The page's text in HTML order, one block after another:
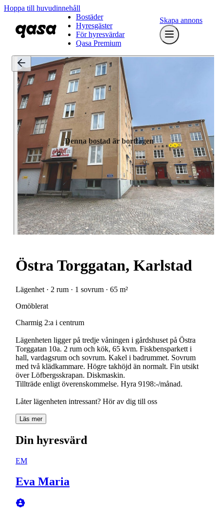
Hoppa till huvudinnehåll
Bostäder
Hyresgäster
För hyresvärdar
Qasa Premium
Skapa annons
Denna bostad är borttagen
Östra Torggatan, Karlstad
Lägenhet · 2 rum · 1 sovrum · 65 m²
Omöblerat
Charmig 2:a i centrum
Lägenheten ligger på tredje våningen i gårdshuset på Östra
Torggatan 10a. 2 rum och kök, 65 kvm. Fiskbensparkett i
hall, vardagsrum och sovrum. Kakel i badrummet. Sovrum
med två klädkammare. Högre takhöjd än normalt. Fin utsikt
över Löfbergsskrapan. Diskmaskin.
Tillträde enligt överenskommelse. Hyra 9198:-/månad.
Låter lägenheten intressant? Hör av dig till oss
Läs mer
Din hyresvärd
EM
Eva Maria